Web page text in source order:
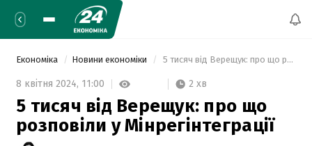
Економіка Новини економіки 5 тисяч від Верещук: про що розповіли у Мінрегінтеграції
8 квітня 2024, 11:00 2 хв
5 тисяч від Верещук: про що
розповіли у Мінрегінтеграції